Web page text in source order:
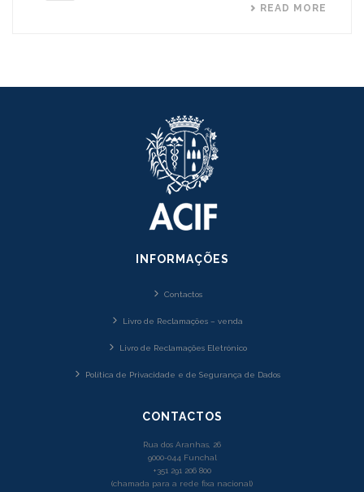
READ MORE
INFORMAÇÕES
Contactos
Livro de Reclamações – venda
Livro de Reclamações Eletrónico
Política de Privacidade e de Segurança de Dados
CONTACTOS
Rua dos Aranhas, 26
9000-044 Funchal
+351 291 206 800
(chamada para a rede fixa nacional)